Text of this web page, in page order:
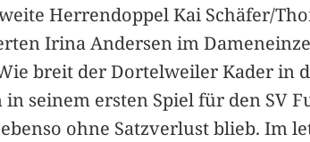
Herrendoppel Kai Schäfer/
Irina Andersen im
breit der Dortelweiler Kader in
seinem ersten Spiel für den SV
ohne Satzverlust blieb. Im